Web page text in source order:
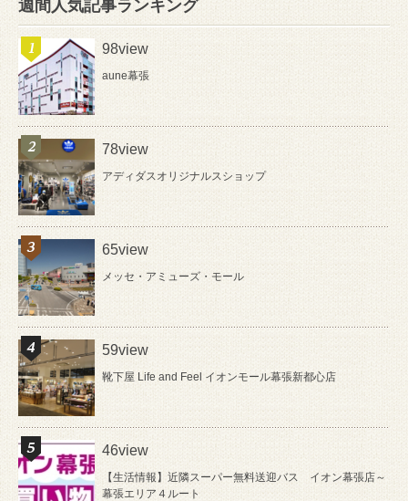
週間人気記事ランキング
98view
aune幕張
78view
アディダスオリジナルスショップ
65view
メッセ・アミューズ・モール
59view
靴下屋 Life and Feel イオンモール幕張新都心店
46view
【生活情報】近隣スーパー無料送迎バス イオン幕張店～
幕張エリア４ルート